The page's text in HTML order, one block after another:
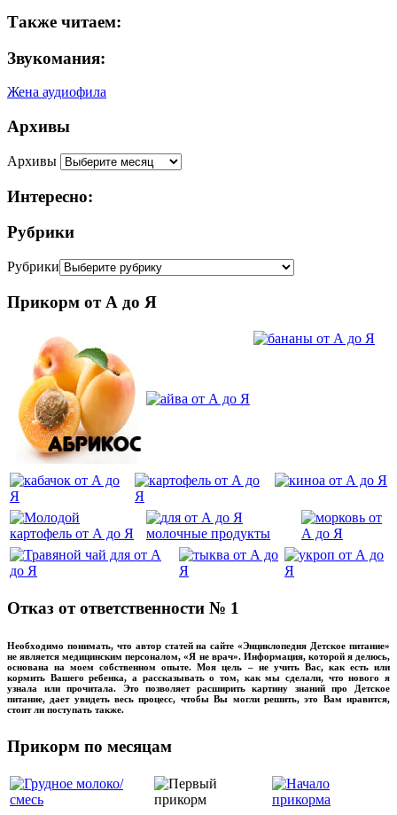
Также читаем:
Звукомания:
Жена аудиофила
Архивы
Архивы
Интересно:
Рубрики
Рубрики
Прикорм от А до Я
Отказ от ответственности № 1
Необходимо понимать, что автор статей на сайте «Энциклопедия Детское питание»
не является медицинским персоналом, «Я не врач». Информация, которой я делюсь,
основана на моем собственном опыте. Моя цель – не учить Вас, как есть или
кормить Вашего ребенка, а рассказывать о том, как мы сделали, что нового я
узнала или прочитала. Это позволяет расширить картину знаний про Детское
питание, дает увидеть весь процесс, чтобы Вы могли решить, это Вам нравится,
стоит ли поступать также.
Прикорм по месяцам